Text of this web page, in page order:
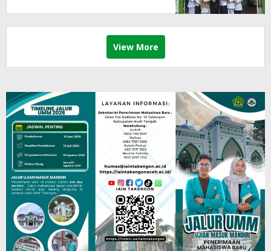
View More